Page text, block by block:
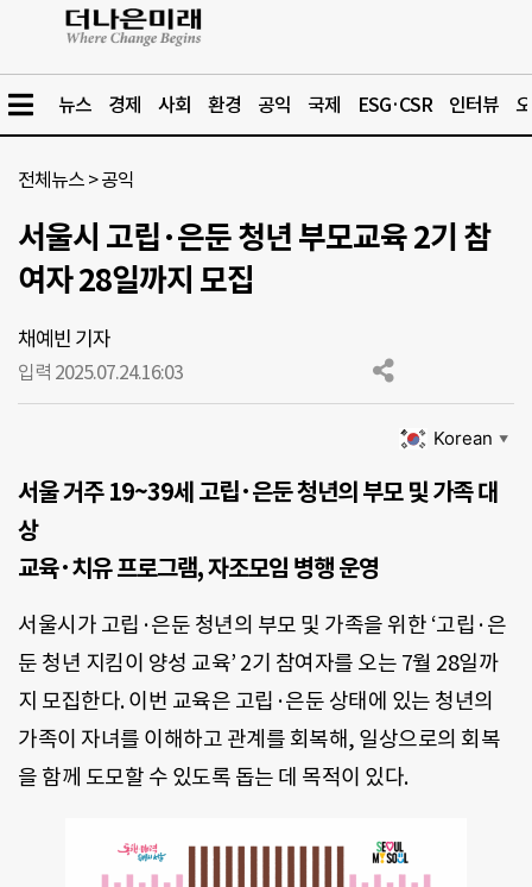
뉴스 경제 사회 환경 공익 국제 ESG·CSR 인터뷰
전체뉴스 >공익
서울시 고립·은둔 청년 부모교육 2기 참
여자 28일까지 모집
채예빈 기자
입력 2025.07.24.16:03
Korean ▼
서울 거주 19~39세 고립·은둔 청년의 부모 및 가족 대
상
교육·치유 프로그램, 자조모임 병행 운영
서울시가 고립·은둔 청년의 부모 및 가족을 위한 ‘고립·은
둔 청년 지킴이 양성 교육’ 2기 참여자를 오는 7월 28일까
지 모집한다. 이번 교육은 고립·은둔 상태에 있는 청년의
가족이 자녀를 이해하고 관계를 회복해, 일상으로의 회복
을 함께 도모할 수 있도록 돕는 데 목적이 있다.